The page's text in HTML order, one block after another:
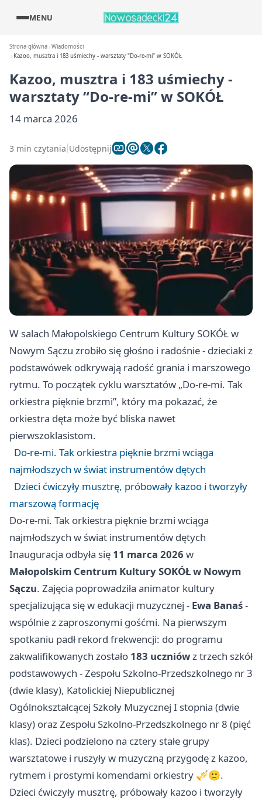
MENU
Strona główna Wiadomości
Kazoo, musztra i 183 uśmiechy - warsztaty "Do-re-mi" w SOKÓŁ
Kazoo, musztra i 183 uśmiechy -
warsztaty “Do-re-mi” w SOKÓŁ
14 marca 2026
3 min czytania Udostępnij
W salach Małopolskiego Centrum Kultury SOKÓŁ w
Nowym Sączu zrobiło się głośno i radośnie - dzieciaki z
podstawówek odkrywają radość grania i marszowego
rytmu. To początek cyklu warsztatów „Do-re-mi. Tak
orkiestra pięknie brzmi”, który ma pokazać, że
orkiestra dęta może być bliska nawet
pierwszoklasistom.
Do-re-mi. Tak orkiestra pięknie brzmi wciąga
najmłodszych w świat instrumentów dętych
Dzieci ćwiczyły musztrę, próbowały kazoo i tworzyły
marszową formację
Do-re-mi. Tak orkiestra pięknie brzmi wciąga
najmłodszych w świat instrumentów dętych
Inauguracja odbyła się 11 marca 2026 w
Małopolskim Centrum Kultury SOKÓŁ w Nowym
Sączu. Zajęcia poprowadziła animator kultury
specjalizująca się w edukacji muzycznej - Ewa Banaś-
wspólnie z zaproszonymi gośćmi. Na pierwszym
spotkaniu padł rekord frekwencji: do programu
zakwalifikowanych zostało 183 uczniówz trzech szkół
podstawowych - Zespołu Szkolno-Przedszkolnego nr 3
(dwie klasy), Katolickiej Niepublicznej
Ogólnokształcącej Szkoły Muzycznej I stopnia (dwie
klasy) oraz Zespołu Szkolno-Przedszkolnego nr 8 (pięć
klas). Dzieci podzielono na cztery stałe grupy
warsztatowe i ruszyły w muzyczną przygodę z kazoo,
rytmem i prostymi komendami orkiestry 🎺🙂.
Dzieci ćwiczyły musztrę, próbowały kazoo i tworzyły